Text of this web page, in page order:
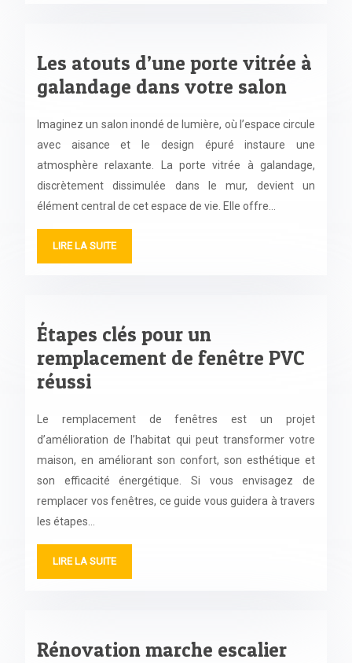
Les atouts d’une porte vitrée à
galandage dans votre salon
Imaginez un salon inondé de lumière, où l’espace circule
avec aisance et le design épuré instaure une
atmosphère relaxante. La porte vitrée à galandage,
discrètement dissimulée dans le mur, devient un
élément central de cet espace de vie. Elle offre…
LIRE LA SUITE
Étapes clés pour un
remplacement de fenêtre PVC
réussi
Le remplacement de fenêtres est un projet
d’amélioration de l’habitat qui peut transformer votre
maison, en améliorant son confort, son esthétique et
son efficacité énergétique. Si vous envisagez de
remplacer vos fenêtres, ce guide vous guidera à travers
les étapes…
LIRE LA SUITE
Rénovation marche escalier